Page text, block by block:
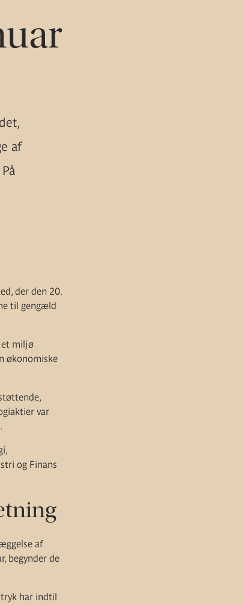
af
der den 20.
til gengæld
et miljø
økonomiske
var
og Finans
af
begynder de
har indtil